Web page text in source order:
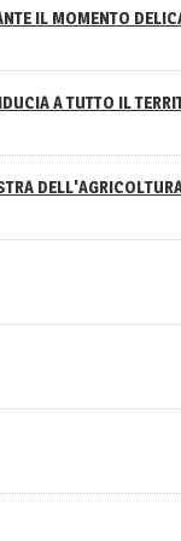
IL MOMENTO
A TUTTO IL